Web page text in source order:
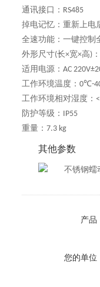
通讯接口： RS485
掉电记忆：重新上电
全速功能：一键控制
外形尺寸(长×宽×高) ：
适用电源： AC
工作环境温度： 0℃-
工作环境相对湿度：
防护等级： IP55
重量： 7.3 kg
其他参数
产品
您的单位